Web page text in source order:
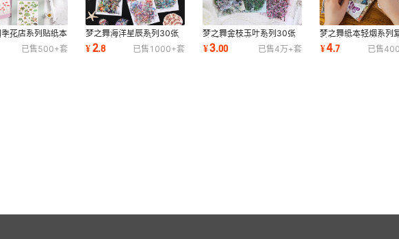
花店系列贴纸本
蝴蝶PET 异形装
已售500+套
梦之舞海洋星辰系列30张
PET贴纸包 异形手账DIY素
材装饰贴画6款
¥2.8 已售 1000+套
梦之舞金枝玉叶系列30张
贴纸包植物花卉手账DIY素
材装饰贴画6款
¥3.00 已售4万+套
梦之舞纸本轻烟系列
材包文艺手帐装饰打
贴纸 30张6款
¥4.7 已售